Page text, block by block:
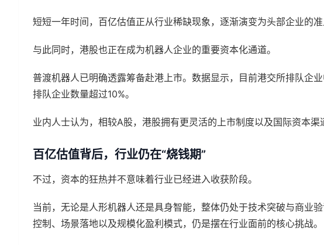
短短一年时间，百亿估值正从行业稀缺现象，逐渐演变为头部企业的准
与此同时，港股也正在成为机器人企业的重要资本化通道。
普渡机器人已明确透露筹备赴港上市。数据显示，目前港交所排队企
排队企业数量超过10%。
业内人士认为，相较A股，港股拥有更灵活的上市制度以及国际资本渠
百亿估值背后，行业仍在“烧钱期”
不过，资本的狂热并不意味着行业已经进入收获阶段。
当前，无论是人形机器人还是具身智能，整体仍处于技术突破与商业
控制、场景落地以及规模化盈利模式，仍是摆在行业面前的核心挑战。